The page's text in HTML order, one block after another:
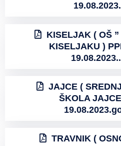
KISELJAK ( OŠ
KISELJAKU )
JAJCE (
ŠKOLA
TRAVNIK (